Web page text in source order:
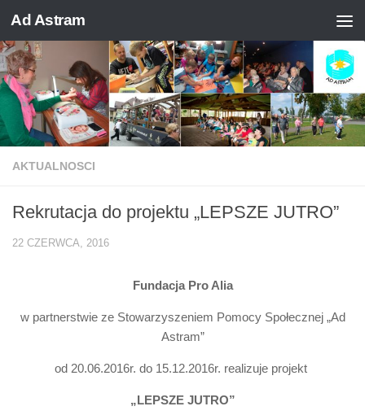
Skip to content
Ad Astram
AKTUALNOSCI
Rekrutacja do projektu „LEPSZE JUTRO”
22 CZERWCA, 2016
Fundacja Pro Alia
w partnerstwie ze Stowarzyszeniem Pomocy Społecznej „Ad
Astram”
od 20.06.2016r. do 15.12.2016r. realizuje projekt
„LEPSZE JUTRO”